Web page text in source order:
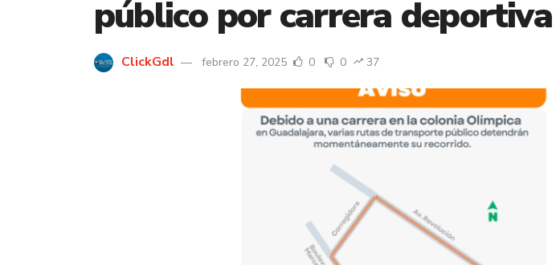
público por carrera deportiva
ClickGdl febrero 27, 2025 0 0 37